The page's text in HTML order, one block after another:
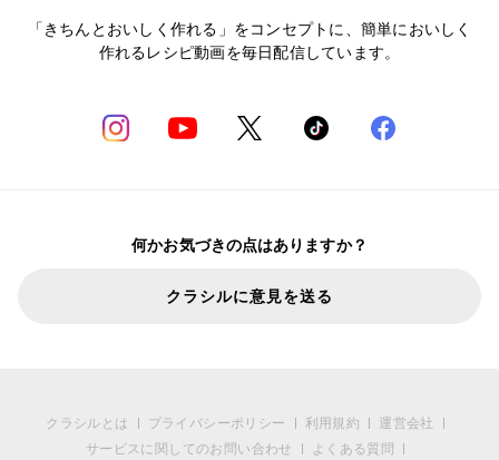
「きちんとおいしく作れる」をコンセプトに、簡単においしく
作れるレシピ動画を毎日配信しています。
何かお気づきの点はありますか？
クラシルに意見を送る
クラシルとは プライバシーポリシー 利用規約
運営会社
サービスに関してのお問い合わせ
よくある質問